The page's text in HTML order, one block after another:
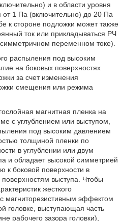
и в области уровня
1 Па (включительно) до 20 Па
к стороне подложки может также
ток или прикладываться РЧ
переменном токе).
распыления под высоким
на боковых поверхностях
за счет изменения
смещения или режима
магнитная пленка на
с углублением или выступом,
под высоким давлением
толщиной пленки по
в углублении или двум
и обладает высокой симметрией
боковой поверхности в
выступа. Чтобы
жесткого
магниторезистивным эффектом
головке, выступающая часть
рабочего зазора головки),